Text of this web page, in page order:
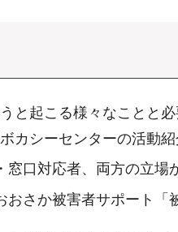
起こる様々なことと必
カシーセンターの活動
口対応者、両方の立場
さか被害者サポート「